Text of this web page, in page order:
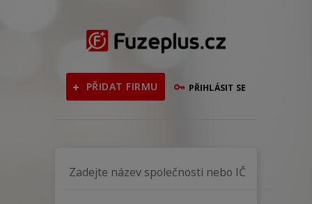
PŘIDAT FIRMU PŘIHLÁSIT SE